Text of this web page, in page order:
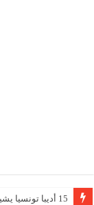
15 أديبا تونسيا يشيدون بتكريم الشاعر علي الدرورة